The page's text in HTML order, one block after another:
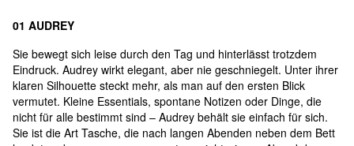
01 AUDREY
Sie bewegt sich leise durch den Tag und hinterlässt trotzdem
Eindruck. Audrey wirkt elegant, aber nie geschniegelt. Unter ihrer
klaren Silhouette steckt mehr, als man auf den ersten Blick
vermutet. Kleine Essentials, spontane Notizen oder Dinge, die
nicht für alle bestimmt sind – Audrey behält sie einfach für sich.
Sie ist die Art Tasche, die nach langen Abenden neben dem Bett